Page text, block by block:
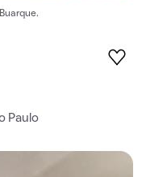
Paulo